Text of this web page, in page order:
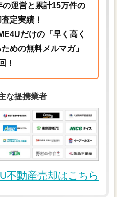
の運営と累計15万件の
定実績！
だけの「早く高く
めの無料メルマガ」
！
な提携業者
不動産売却はこちら